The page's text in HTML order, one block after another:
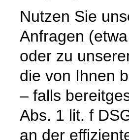
Nutzen Sie
Anfragen
oder zu
die von Ihnen
– falls
Abs. 1 lit. f
an der